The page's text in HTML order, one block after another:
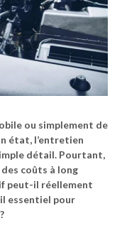
ou simplement de
état, l’entretien
détail. Pourtant,
coûts à long
peut-il réellement
essentiel pour